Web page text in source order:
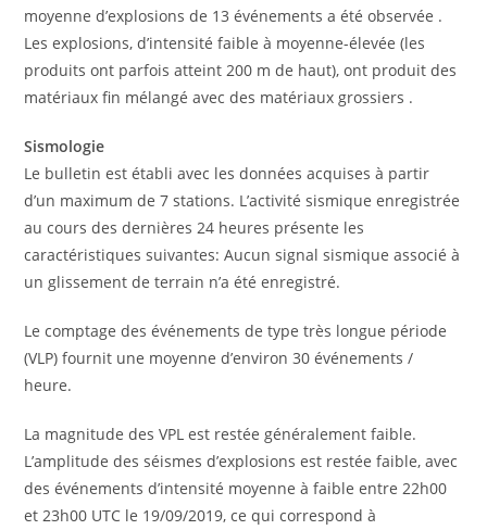
moyenne d’explosions de 13 événements a été observée .
Les explosions, d’intensité faible à moyenne-élevée (les
produits ont parfois atteint 200 m de haut), ont produit des
matériaux fin mélangé avec des matériaux grossiers .
Sismologie
Le bulletin est établi avec les données acquises à partir
d’un maximum de 7 stations. L’activité sismique enregistrée
au cours des dernières 24 heures présente les
caractéristiques suivantes: Aucun signal sismique associé à
un glissement de terrain n’a été enregistré.
Le comptage des événements de type très longue période
(VLP) fournit une moyenne d’environ 30 événements /
heure.
La magnitude des VPL est restée généralement faible.
L’amplitude des séismes d’explosions est restée faible, avec
des événements d’intensité moyenne à faible entre 22h00
et 23h00 UTC le 19/09/2019, ce qui correspond à